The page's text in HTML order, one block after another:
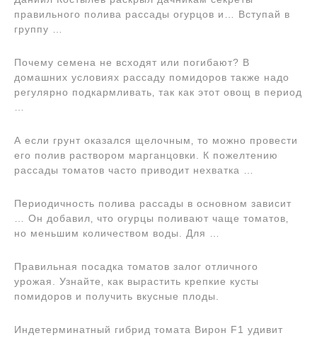
правильного полива рассады огурцов и… Вступай в
группу …
Почему семена не всходят или погибают? В
домашних условиях рассаду помидоров также надо
регулярно подкармливать‚ так как этот овощ в период
А если грунт оказался щелочным‚ то можно провести
его полив раствором марганцовки. К пожелтению
рассады томатов часто приводит нехватка …
Периодичность полива рассады в основном зависит
… Он добавил‚ что огурцы поливают чаще томатов‚
но меньшим количеством воды. Для …
Правильная посадка томатов залог отличного
урожая. Узнайте‚ как вырастить крепкие кусты
помидоров и получить вкусные плоды.
Индетерминатный гибрид томата Вирон F1 удивит